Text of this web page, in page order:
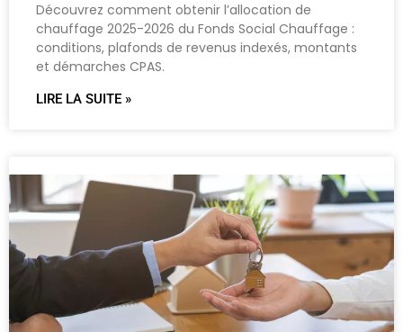
Découvrez comment obtenir l’allocation de
chauffage 2025-2026 du Fonds Social Chauffage :
conditions, plafonds de revenus indexés, montants
et démarches CPAS.
LIRE LA SUITE »